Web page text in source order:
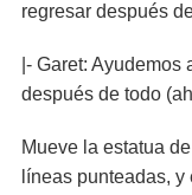
regresar después
|- Garet:
después de todo
Mueve la estatua
líneas punteadas,